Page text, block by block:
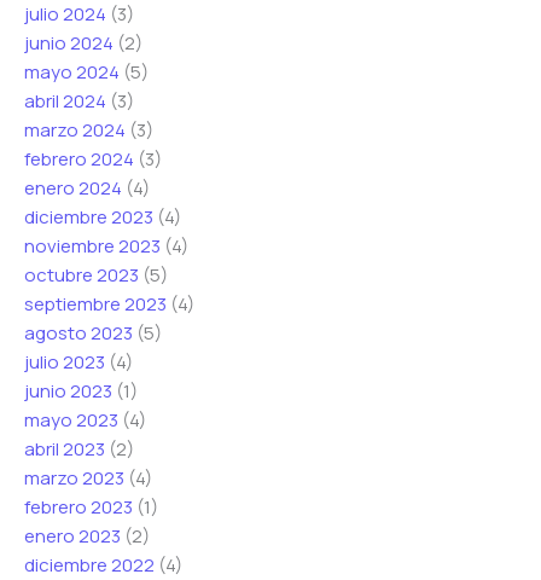
julio 2024 (3)
junio 2024 (2)
mayo 2024 (5)
abril 2024 (3)
marzo 2024 (3)
febrero 2024 (3)
enero 2024 (4)
diciembre 2023 (4)
noviembre 2023 (4)
octubre 2023 (5)
septiembre 2023 (4)
agosto 2023 (5)
julio 2023 (4)
junio 2023 (1)
mayo 2023 (4)
abril 2023 (2)
marzo 2023 (4)
febrero 2023 (1)
enero 2023 (2)
diciembre 2022 (4)